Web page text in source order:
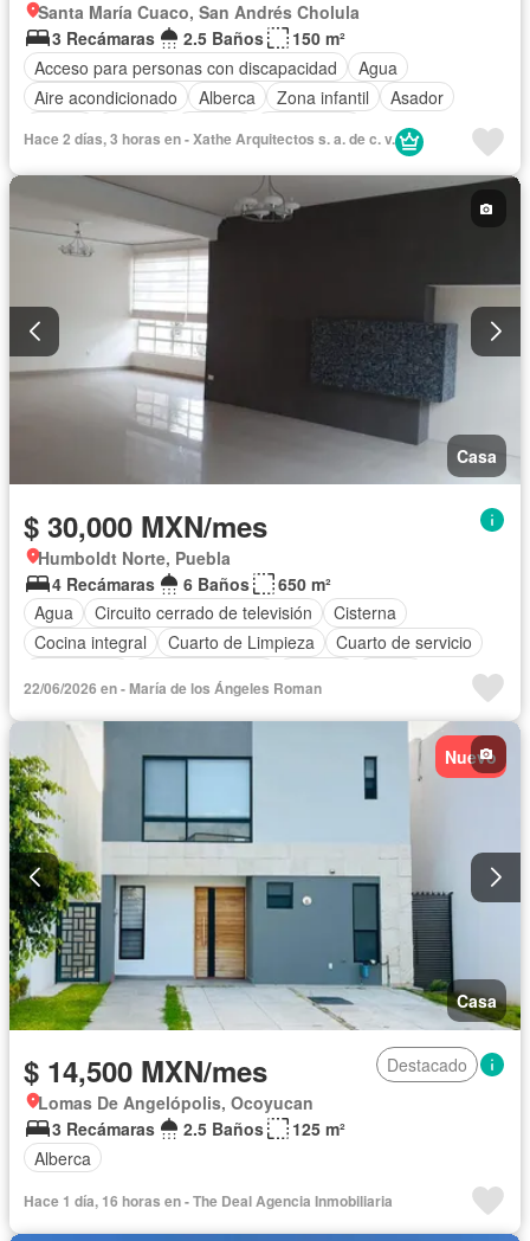
Santa María Cuaco, San Andrés Cholula
3 Recámaras
2.5 Baños
150 m²
Acceso para personas con discapacidad
Agua
Aire acondicionado
Alberca Zona infantil
Asador
Circuito cerrado de televisión
Chimenea
Cisterna Cocina equipada
Cocina integral
Cuarto de Limpieza
Cuarto de servicio
Estacionamiento
Gimnasio
Recámara con closet
Seguridad
Televisión por cable
Vista panorámica
Wifi Zonas verdes
Permite mascotas
Permite niños
Sin amueblar
Hace 2 días, 3 horas en - Xathe Arquitectos s. a. de c. v.
Casa
$ 30,000 MXN/mes
Humboldt Norte, Puebla
4 Recámaras
6 Baños
650 m²
Agua
Circuito cerrado de televisión
Cisterna
Cocina integral
Cuarto de Limpieza
Cuarto de servicio
Despacho
Recámara con closet
Televisión por cable
Zonas verdes
22/06/2026 en - María de los Ángeles Roman
Nuevo
Casa
$ 14,500 MXN/mes
Destacado
Lomas De Angelópolis, Ocoyucan
3 Recámaras
2.5 Baños
125 m²
Alberca
Hace 1 día, 16 horas en - The Deal Agencia Inmobiliaria